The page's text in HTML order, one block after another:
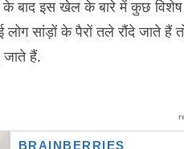
के बाद इस खेल के बारे में कुछ
सांड़ों के पैरों तले रौंदे जाते हैं
जाते हैं.